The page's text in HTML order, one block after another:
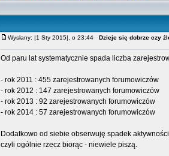
Wysłany: |1 Sty 2015|, o 23:44 Dzieje się dobrze czy
Od paru lat systematycznie spada liczba
- rok 2011 : 455 zarejestrowanych forumowiczów
- rok 2012 : 147 zarejestrowanych forumowiczów
- rok 2013 : 92 zarejestrowanych forumowiczów
- rok 2014 : 57 zarejestrowanych forumowiczów
Dodatkowo od siebie obserwuję spadek
czyli ogólnie rzecz biorąc - niewiele piszą.